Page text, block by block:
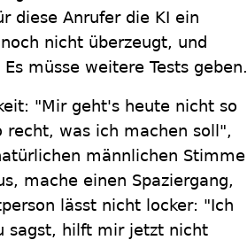
diese Anrufer die KI ein
nicht überzeugt, und
müsse weitere Tests geben.
"Mir geht's heute nicht so
was ich machen soll",
männlichen Stimme
mache einen Spaziergang,
lässt nicht locker: "Ich
sagst, hilft mir jetzt nicht